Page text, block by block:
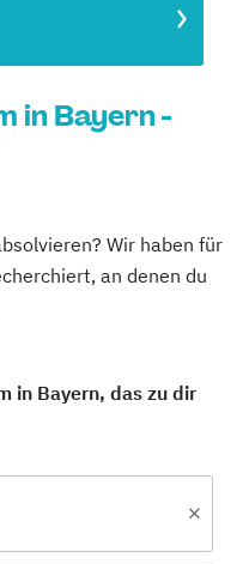
in Bayern -
Wir haben für
an denen du
in Bayern, das zu dir